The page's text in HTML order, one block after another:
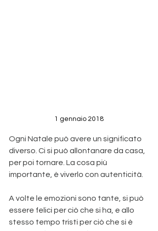
1 gennaio 2018
Ogni Natale può avere un significato
diverso. Ci si può allontanare da casa,
per poi tornare. La cosa più
importante, è viverlo con autenticità.
A volte le emozioni sono tante, si può
essere felici per ciò che si ha, e allo
stesso tempo tristi per ciò che si è